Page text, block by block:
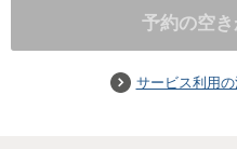
予約の空
サービス利用